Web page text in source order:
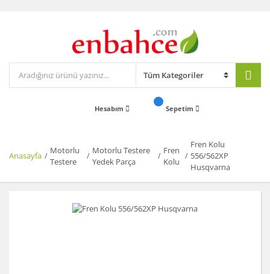
Hesabım Sepetim
Anasayfa
Motorlu
Testere
Motorlu Testere
Yedek Parça
Fren
Kolu
Fren Kolu
556/562XP
Husqvarna